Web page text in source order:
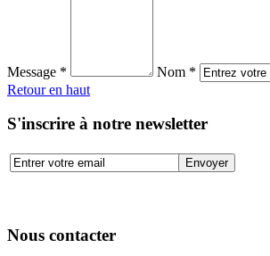
Message * Nom *
Retour en haut
S'inscrire à notre newsletter
Nous contacter